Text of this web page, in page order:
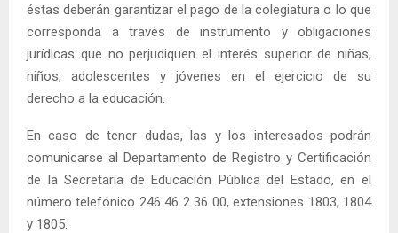
éstas deberán garantizar el pago de la colegiatura o lo que
corresponda a través de instrumento y obligaciones
jurídicas que no perjudiquen el interés superior de niñas,
niños, adolescentes y jóvenes en el ejercicio de su
derecho a la educación.
En caso de tener dudas, las y los interesados podrán
comunicarse al Departamento de Registro y Certificación
de la Secretaría de Educación Pública del Estado, en el
número telefónico 246 46 2 36 00, extensiones 1803, 1804
y 1805.